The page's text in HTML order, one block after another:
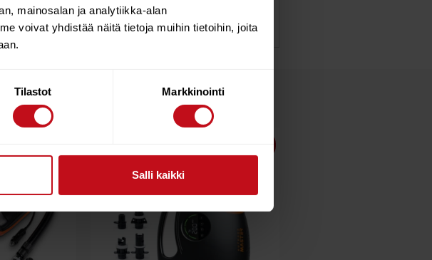
mainosalan ja analytiikka-alan
voivat yhdistää näitä tietoja muihin tietoihin, joita
Tilastot Markkinointi
Salli kaikki
at the market)